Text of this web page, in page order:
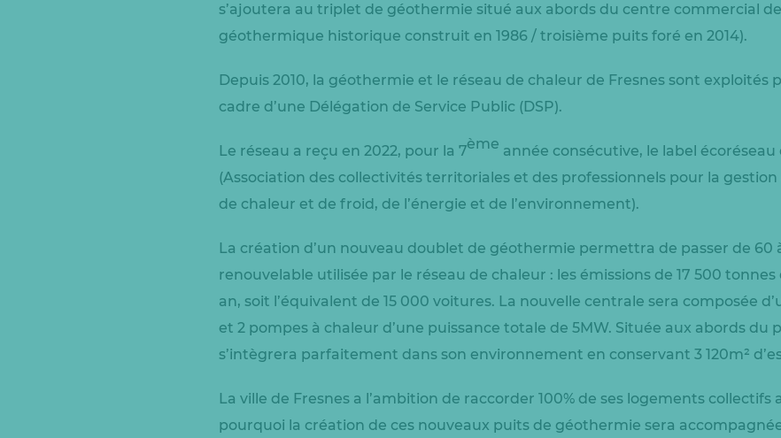
s’ajoutera au triplet de géothermie situé aux abords du centre commercial
géothermique historique construit en 1986 / troisième puits foré en 2014).
Depuis 2010, la géothermie et le réseau de chaleur de Fresnes sont exploités
cadre d’une Délégation de Service Public (DSP).
Le réseau a reçu en 2022, pour la 7ème année consécutive, le label écoréseau
(Association des collectivités territoriales et des professionnels pour la
de chaleur et de froid, de l’énergie et de l’environnement).
La création d’un nouveau doublet de géothermie permettra de passer de 60
renouvelable utilisée par le réseau de chaleur : les émissions de 17 500
an, soit l’équivalent de 15 000 voitures. La nouvelle centrale sera composée
et 2 pompes à chaleur d’une puissance totale de 5MW. Située aux abords du
s’intègrera parfaitement dans son environnement en conservant 3 120m²
La ville de Fresnes a l’ambition de raccorder 100% de ses logements collectifs
pourquoi la création de ces nouveaux puits de géothermie sera